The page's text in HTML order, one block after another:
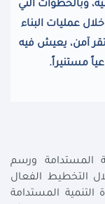
وبالخطوات التي
عمليات البناء
آمن، يعيش فيه
مستنيراً.
المستدامة ورسم
التخطيط الفعال
التنمية المستدامة